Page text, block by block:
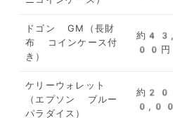
ドゴン GM（長財
布 コインケース付
き）
約
00円
ケリーウォレット
（エプソン ブルー
パラダイス）
約